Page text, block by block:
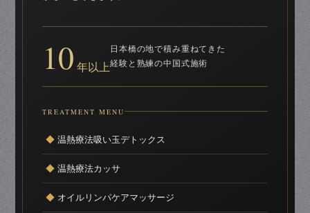
10 年以上
日本橋の地で積み重ねてきた
経験と熟練の中国式施術
TREATMENT MENU
◆ 温熱療法吸い玉デトックス
◆ 温熱療法カッサ
◆ オイルリンパケアマッサージ